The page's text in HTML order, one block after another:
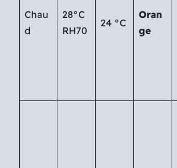
Chau
d
28°C
RH70
24 °C
Oran
ge